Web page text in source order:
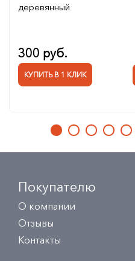
деревянный
300 руб.
КУПИТЬ В 1 КЛИК
Покупателю
О компании
Отзывы
Контакты